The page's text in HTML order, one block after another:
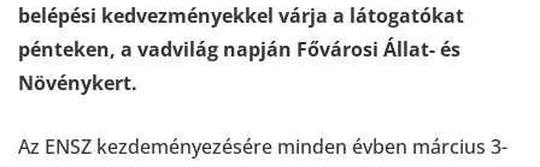
belépési kedvezményekkel várja a látogatókat
pénteken, a vadvilág napján Fővárosi Állat- és
Növénykert.
Az ENSZ kezdeményezésére minden évben március 3-